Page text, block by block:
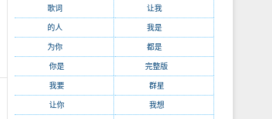
歌词 让我
的人 我是
为你(111) 都是
你是 完整版
我要 群星
让你 我想